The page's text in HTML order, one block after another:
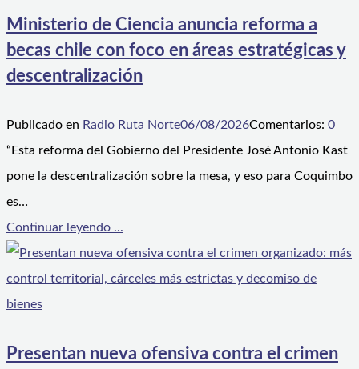
Ministerio de Ciencia anuncia reforma a
becas chile con foco en áreas estratégicas y
descentralización
Publicado en Radio Ruta Norte06/08/2026Comentarios: 0
“Esta reforma del Gobierno del Presidente José Antonio Kast
pone la descentralización sobre la mesa, y eso para Coquimbo
es…
Continuar leyendo ...
Presentan nueva ofensiva contra el crimen